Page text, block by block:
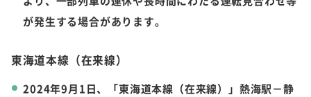
が発生する場合があります。
東海道本線（在来線）
2024年9月1日、「東海道本線（在来線）」熱海駅－静